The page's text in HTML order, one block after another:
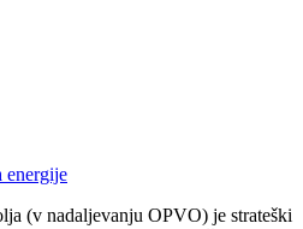
energije
(v nadaljevanju OPVO) je strateški